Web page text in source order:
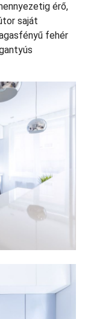
érő,
saját
fehér